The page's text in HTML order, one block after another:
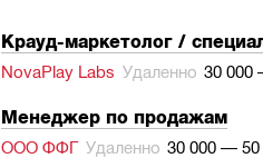
Крауд-маркетолог /
NovaPlay Labs Удаленно 30 000
Менеджер по продажам
ООО ФФГ Удаленно 30 000 — 50